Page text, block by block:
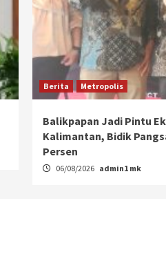
Berita Metropolis
Balikpapan Jadi Pintu
Kalimantan, Bidik
Persen
06/08/2026 admin1 mk